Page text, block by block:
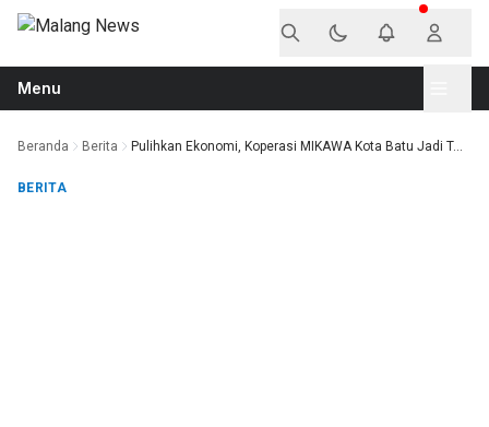
Langsung ke konten
Menu
Beranda Berita Pulihkan Ekonomi, Koperasi MIKAWA Kota Batu Jadi T...
BERITA